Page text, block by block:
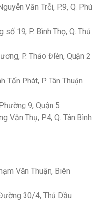
Văn Trỗi, P.9, Q. Phú
19, P. Bình Thọ, Q. Thủ
P. Thảo Điền, Quận 2
Tấn Phát, P. Tân Thuận
9, Quận 5
Văn Thụ, P.4, Q. Tân Bình
Văn Thuận, Biên
30/4, Thủ Dầu